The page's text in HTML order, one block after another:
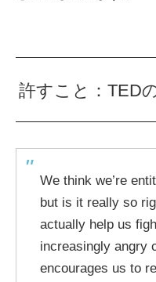
許すこと：TED
We think we’re
but is it really so
actually help us
increasingly angry
encourages us to